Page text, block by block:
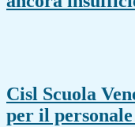
Cisl Scuola
per il